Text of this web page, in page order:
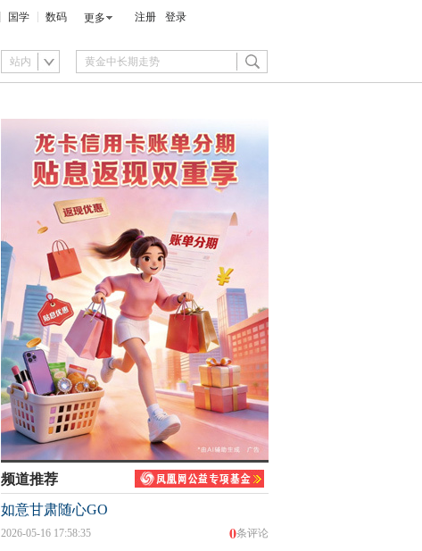
国学 数码 更多 注册 登录
站内
频道推荐
如意甘肃随心GO
0条评论
2026-05-16 17:58:35